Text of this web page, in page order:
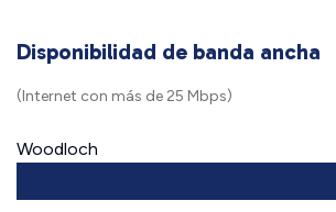
Disponibilidad de banda ancha
(Internet con más de 25 Mbps)
Woodloch